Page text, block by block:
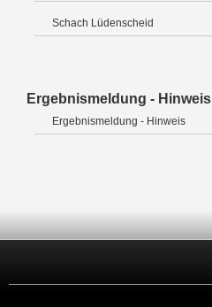
Schach Lüdenscheid
Ergebnismeldung - Hinweis
Ergebnismeldung - Hinweis